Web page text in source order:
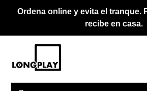
directamente
contenido
Ordena online y evita el tranque.
recibe en casa.